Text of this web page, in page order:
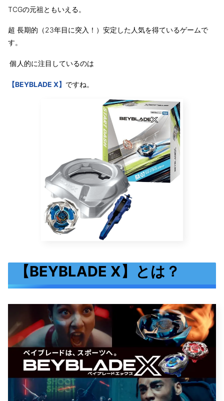
TCGの元祖ともいえる。
超 長期的（23年目に突入！）安定した人気を得ているゲームで
す。
個人的に注目しているのは
【BEYBLADE X】 ですね。
【BEYBLADE X】とは？